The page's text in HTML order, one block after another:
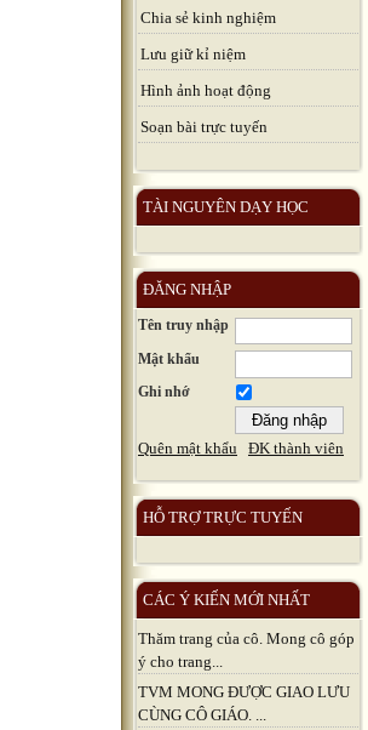
Chia sẻ kinh nghiệm
Lưu giữ kỉ niệm
Hình ảnh hoạt động
Soạn bài trực tuyến
TÀI NGUYÊN DẠY HỌC
ĐĂNG NHẬP
Tên truy nhập
Mật khẩu
Ghi nhớ
Quên mật khẩu ĐK thành viên
HỖ TRỢ TRỰC TUYẾN
CÁC Ý KIẾN MỚI NHẤT
Thăm trang của cô. Mong cô góp
ý cho trang...
TVM MONG ĐƯỢC GIAO LƯU
CÙNG CÔ GIÁO. ...